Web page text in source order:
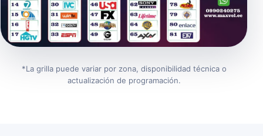
*La grilla puede variar por zona, disponibilidad técnica o
actualización de programación.